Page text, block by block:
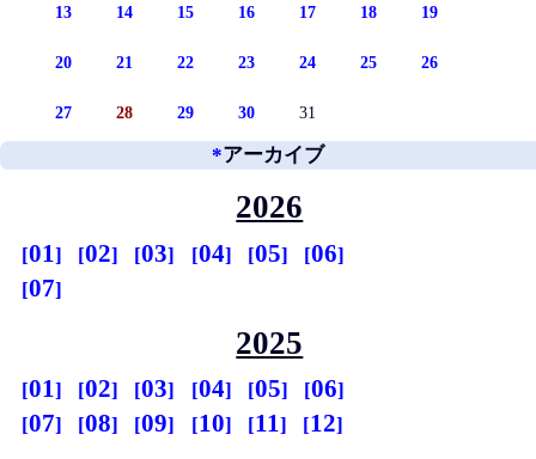
13 14 15 16 17 18 19
20 21 22 23 24 25 26
27 28 29 30 31
*アーカイブ
2026
01 02 03 04 05
06
07
2025
01 02 03 04 05
06
07
08 09 10 11 12